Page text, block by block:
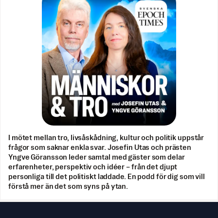
I mötet mellan tro, livsåskådning, kultur och politik uppstår
frågor som saknar enkla svar. Josefin Utas och prästen
Yngve Göransson leder samtal med gäster som delar
erfarenheter, perspektiv och idéer – från det djupt
personliga till det politiskt laddade. En podd för dig som vill
förstå mer än det som syns på ytan.